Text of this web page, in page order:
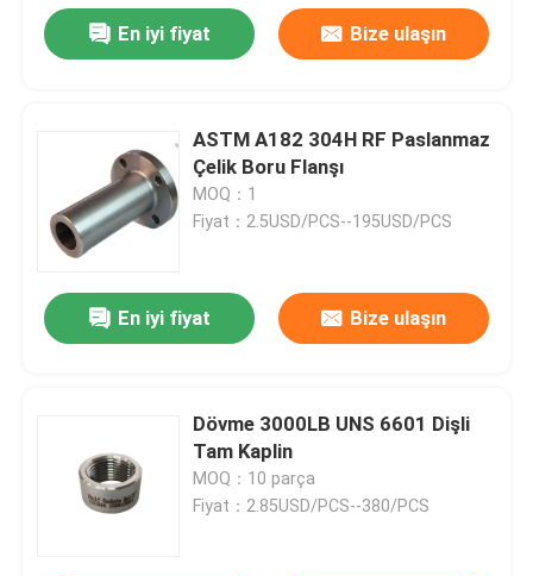
En iyi fiyat Bize ulaşın
ASTM A182 304H RF Paslanmaz
Çelik Boru Flanşı
MOQ：1
Fiyat：2.5USD/PCS--195USD/PCS
En iyi fiyat Bize ulaşın
Dövme 3000LB UNS 6601 Dişli
Tam Kaplin
MOQ：10 parça
Fiyat：2.85USD/PCS--380/PCS